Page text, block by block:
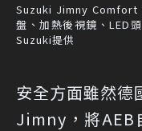
Suzuki Jimny Comfort
盤、加熱後視鏡、LED
Suzuki提供
安全方面雖然
Jimny，將AEB